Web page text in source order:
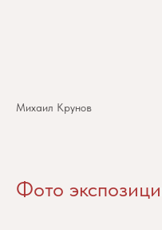
Михаил Крунов
Фото